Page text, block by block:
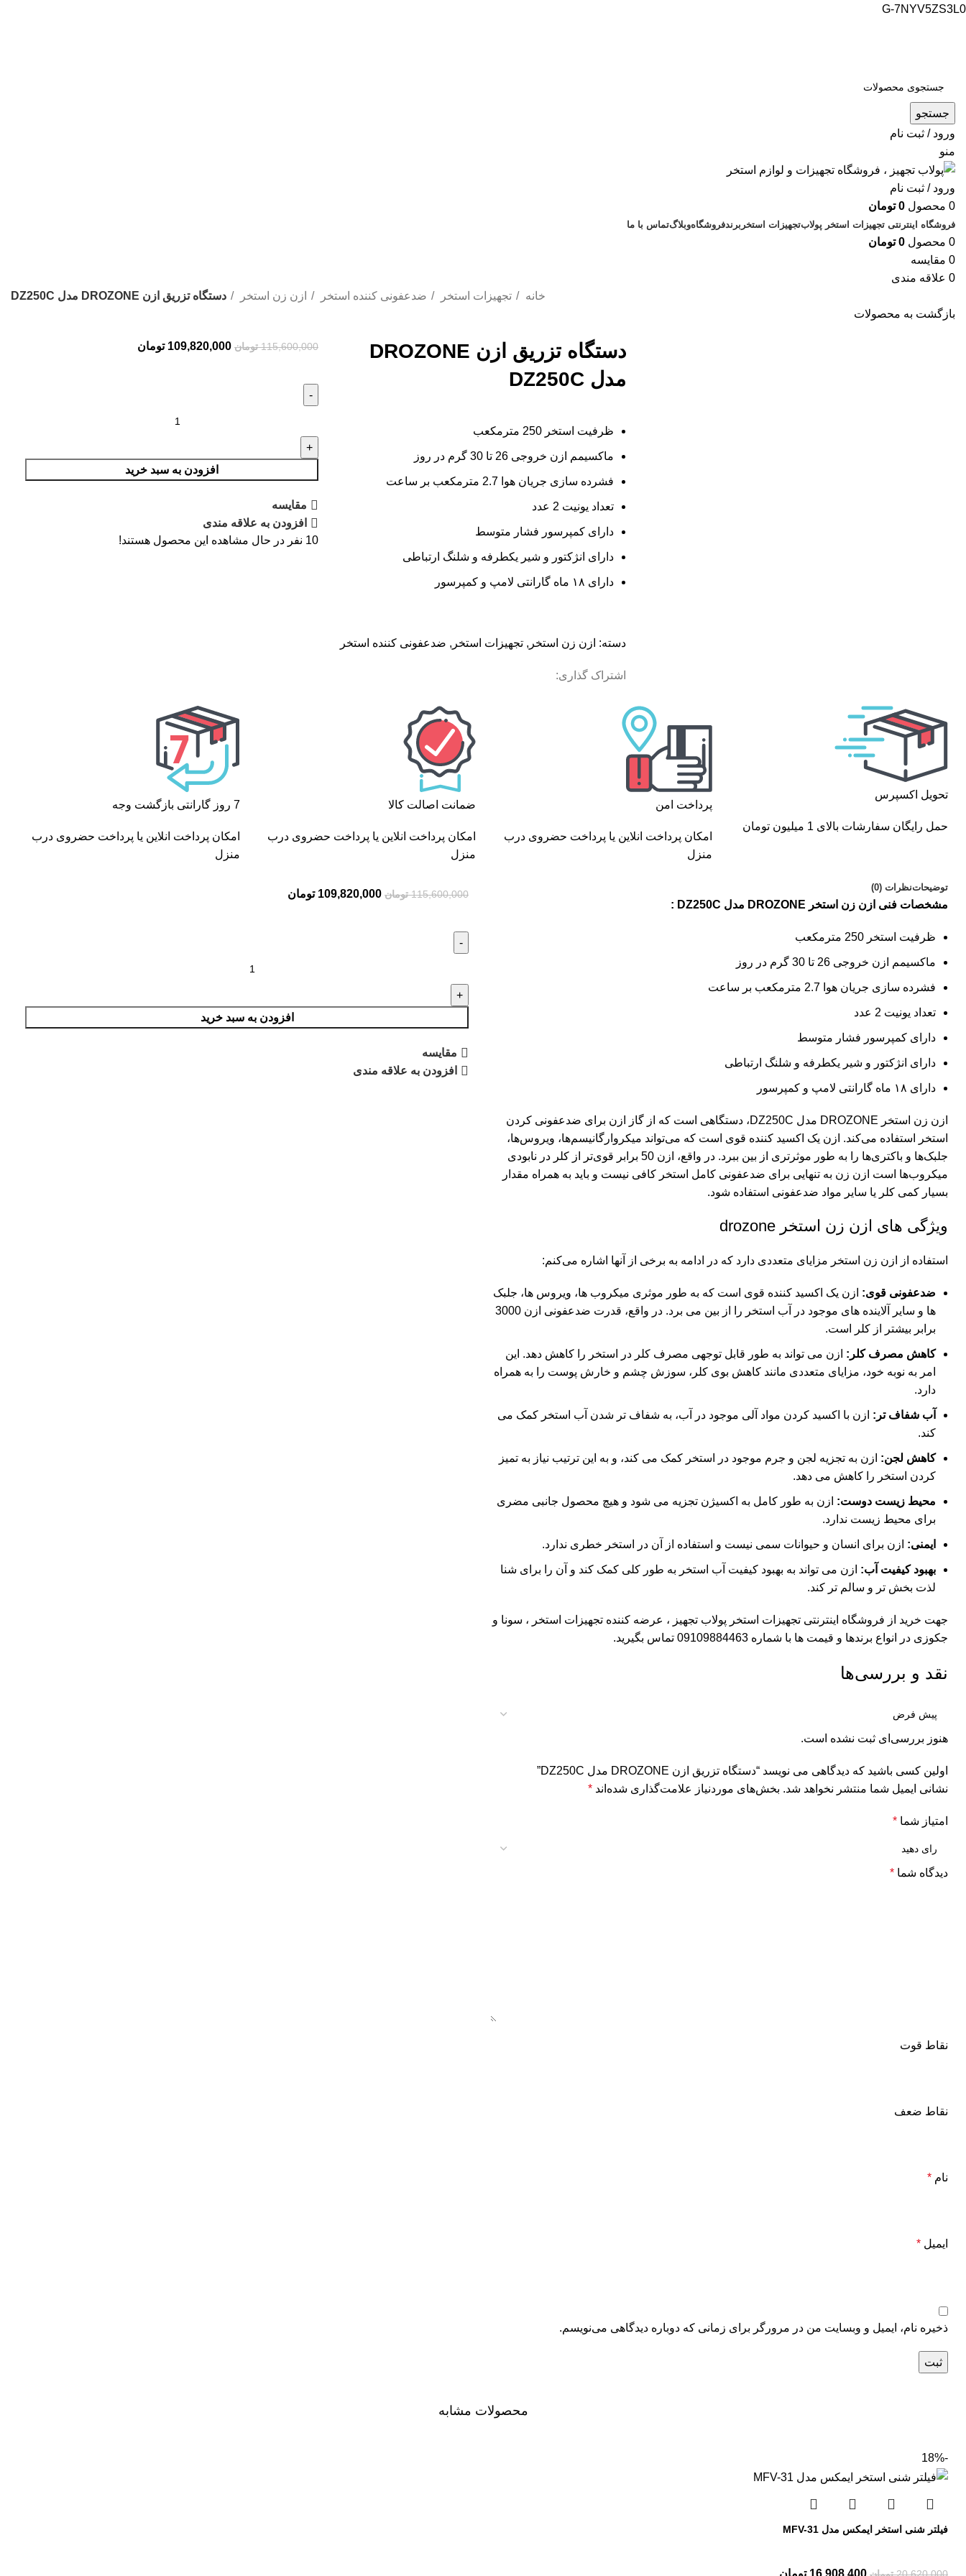
G-7NYV5ZS3L0
جستجو
ورود / ثبت نام
منو
ورود / ثبت نام
0 محصول 0 تومان
فروشگاه اینترنتی تجهیزات استخر پولابتجهیزات استخر برندفروشگاهوبلاگتماس با ما
0 محصول 0 تومان
0 مقایسه
0 علاقه مندی
خانه
تجهیزات استخر ضدعفونی کننده استخر ازن زن استخر
دستگاه تزریق ازن DROZONE مدل DZ250C
بازگشت به محصولات
دستگاه تزریق ازن DROZONE
مدل DZ250C
ظرفیت استخر 250 مترمکعب
ماکسیمم ازن خروجی 26 تا 30 گرم در روز
فشرده سازی جریان هوا 2.7 مترمکعب بر ساعت
تعداد یونیت 2 عدد
دارای کمپرسور فشار متوسط
دارای انژکتور و شیر یکطرفه و شلنگ ارتباطی
دارای ۱۸ ماه گارانتی لامپ و کمپرسور
دسته: ازن زن استخر , تجهیزات استخر , ضدعفونی کننده استخر
اشتراک گذاری:
115,600,000 تومان 109,820,000 تومان
افزودن به سبد خرید
مقایسه
افزودن به علاقه مندی
10 نفر در حال مشاهده این محصول هستند!
تحویل اکسپرس
حمل رایگان سفارشات بالای 1 میلیون تومان
پرداخت امن
امکان پرداخت انلاین یا پرداخت حضروی درب
منزل
ضمانت اصالت کالا
امکان پرداخت انلاین یا پرداخت حضروی درب
منزل
7 روز گارانتی بازگشت وجه
امکان پرداخت انلاین یا پرداخت حضروی درب
منزل
توضیحاتنظرات (0)
مشخصات فنی ازن زن استخر DROZONE مدل DZ250C :
ظرفیت استخر 250 مترمکعب
ماکسیمم ازن خروجی 26 تا 30 گرم در روز
فشرده سازی جریان هوا 2.7 مترمکعب بر ساعت
تعداد یونیت 2 عدد
دارای کمپرسور فشار متوسط
دارای انژکتور و شیر یکطرفه و شلنگ ارتباطی
دارای ۱۸ ماه گارانتی لامپ و کمپرسور
ازن زن استخر DROZONE مدل DZ250C، دستگاهی است که از گاز ازن برای
ضدعفونی کردن
استخر
استفاده می‌کند. ازن یک اکسید کننده قوی است که می‌تواند میکروارگانیسم‌ها، ویروس‌ها،
جلبک‌ها و باکتری‌ها را به طور موثرتری از بین ببرد. در واقع، ازن 50 برابر قوی‌تر از کلر در نابودی
میکروب‌ها است ازن زن به تنهایی برای ضدعفونی کامل استخر کافی نیست و باید به همراه مقدار
بسیار کمی کلر یا سایر مواد ضدعفونی استفاده شود.
ویژگی های ازن زن استخر drozone
استفاده از ازن زن استخر مزایای متعددی دارد که در ادامه به برخی از آنها اشاره می‌کنم:
ضدعفونی قوی: ازن یک اکسید کننده قوی است که به طور موثری میکروب ها، ویروس ها، جلبک
ها و سایر آلاینده های موجود در آب استخر را از بین می برد. در واقع، قدرت ضدعفونی ازن 3000
برابر بیشتر از کلر است.
کاهش مصرف کلر: ازن می تواند به طور قابل توجهی مصرف کلر در استخر را کاهش دهد. این
امر به نوبه خود، مزایای متعددی مانند کاهش بوی کلر، سوزش چشم و خارش پوست را به همراه
دارد.
آب شفاف تر: ازن با اکسید کردن مواد آلی موجود در آب، به شفاف تر شدن آب استخر کمک می
کند.
کاهش لجن: ازن به تجزیه لجن و جرم موجود در استخر کمک می کند، و به این ترتیب نیاز به تمیز
کردن استخر را کاهش می دهد.
محیط زیست دوست: ازن به طور کامل به اکسیژن تجزیه می شود و هیچ محصول جانبی مضری
برای محیط زیست ندارد.
ایمنی: ازن برای انسان و حیوانات سمی نیست و استفاده از آن در استخر خطری ندارد.
بهبود کیفیت آب: ازن می تواند به بهبود کیفیت آب استخر به طور کلی کمک کند و آن را برای شنا
لذت بخش تر و سالم تر کند.
جهت خرید از فروشگاه اینترنتی تجهیزات استخر پولاب تجهیز ، عرضه کننده تجهیزات استخر ، سونا و
جکوزی در انواع برندها و قیمت ها با شماره 09109884463 تماس بگیرید.
نقد و بررسی‌ها
هنوز بررسی‌ای ثبت نشده است.
اولین کسی باشید که دیدگاهی می نویسد “دستگاه تزریق ازن DROZONE مدل DZ250C”
نشانی ایمیل شما منتشر نخواهد شد. بخش‌های موردنیاز علامت‌گذاری شده‌اند *
امتیاز شما *
دیدگاه شما *
نقاط قوت
نقاط ضعف
نام *
ایمیل *
ذخیره نام، ایمیل و وبسایت من در مرورگر برای زمانی که دوباره دیدگاهی می‌نویسم.
115,600,000 تومان 109,820,000 تومان
افزودن به سبد خرید
مقایسه
افزودن به علاقه مندی
محصولات مشابه
-18%
فیلتر شنی استخر ایمکس مدل MFV-31
20,620,000 تومان 16,908,400 تومان